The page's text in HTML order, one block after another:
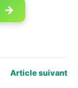
→
Article suivant